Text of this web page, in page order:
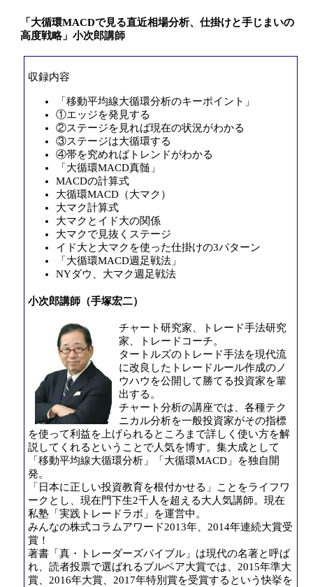
「大循環MACDで見る直近相場分析、仕掛けと手じまいの
高度戦略」小次郎講師
収録内容
「移動平均線大循環分析のキーポイント」
①エッジを発見する
②ステージを見れば現在の状況がわかる
③ステージは大循環する
④帯を究めればトレンドがわかる
「大循環MACD真髄」
MACDの計算式
大循環MACD（大マク）
大マク計算式
大マクとイド大の関係
大マクで見抜くステージ
イド大と大マクを使った仕掛けの3パターン
「大循環MACD週足戦法」
NYダウ、大マク週足戦法
小次郎講師（手塚宏二）
チャート研究家、トレード手法研究
家、トレードコーチ。
タートルズのトレード手法を現代流
に改良したトレードルール作成のノ
ウハウを公開して勝てる投資家を輩
出する。
チャート分析の講座では、各種テク
ニカル分析を一般投資家がその指標
を使って利益を上げられるところまで詳しく使い方を解
説してくれるということで人気を博す。集大成として
「移動平均線大循環分析」「大循環MACD」を独自開
発。
「日本に正しい投資教育を根付かせる」ことをライフワ
ークとし、現在門下生2千人を超える大人気講師。現在
私塾「実践トレードラボ」を運営中。
みんなの株式コラムアワード2013年、2014年連続大賞受
賞！
著書「真・トレーダーズバイブル」は現代の名著と呼ば
れ、読者投票で選ばれるブルベア大賞では、2015年準大
賞、2016年大賞、2017年特別賞を受賞するという快挙を